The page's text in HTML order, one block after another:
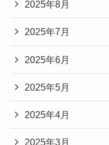
2026年3月
2026年1月
2025年12月
2025年11月
2025年10月